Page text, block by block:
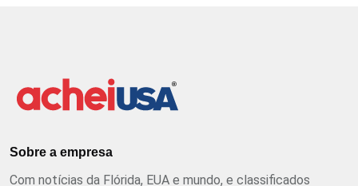
Sobre a empresa
Com notícias da Flórida, EUA e mundo, e classificados